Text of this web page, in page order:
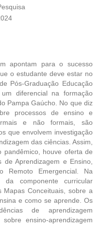
apontam para o sucesso
o estudante deve estar no
Pós-Graduação Educação
diferencial na formação
Pampa Gaúcho. No que diz
processos de ensino e
e não formais, são
que envolvem investigação
das ciências. Assim,
pandêmico, houve oferta de
de Aprendizagem e Ensino,
Remoto Emergencial. Na
componente curricular
Mapas Conceituais, sobre a
e como se aprende. Os
de aprendizagem
ensino-aprendizagem